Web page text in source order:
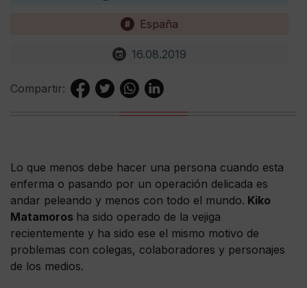
España
16.08.2019
Compartir:
Lo que menos debe hacer una persona cuando esta
enferma o pasando por un operación delicada es
andar peleando y menos con todo el mundo. Kiko
Matamoros ha sido operado de la vejiga
recientemente y ha sido ese el mismo motivo de
problemas con colegas, colaboradores y personajes
de los medios.